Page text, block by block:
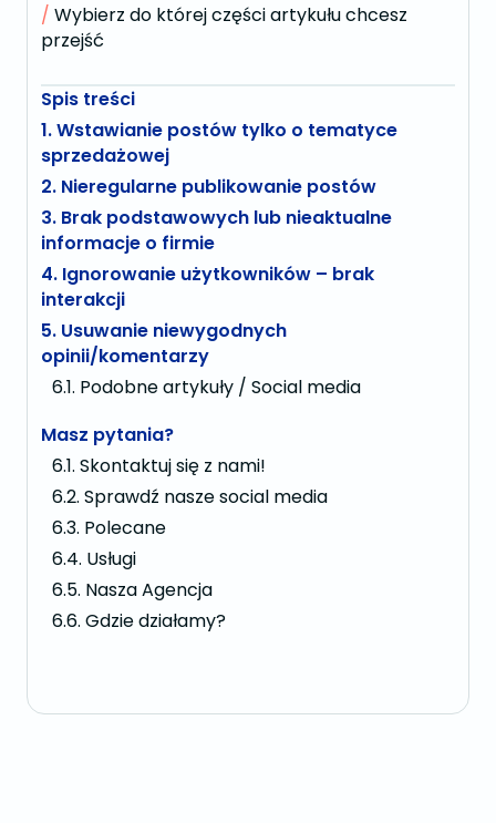
Wybierz do której części artykułu chcesz
przejść
Spis treści
1. Wstawianie postów tylko o tematyce
sprzedażowej
2. Nieregularne publikowanie postów
3. Brak podstawowych lub nieaktualne
informacje o firmie
4. Ignorowanie użytkowników – brak
interakcji
5. Usuwanie niewygodnych
opinii/komentarzy
Podobne artykuły / Social media
Masz pytania?
Skontaktuj się z nami!
Sprawdź nasze social media
Polecane
Usługi
Nasza Agencja
Gdzie działamy?